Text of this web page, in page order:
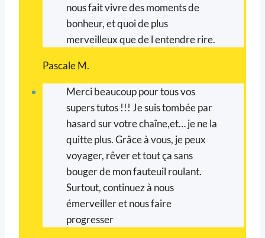
nous fait vivre des moments de
bonheur, et quoi de plus
merveilleux que de l entendre rire.
Pascale M.
Merci beaucoup pour tous vos
supers tutos !!! Je suis tombée par
hasard sur votre chaîne,et… je ne la
quitte plus. Grâce à vous, je peux
voyager, rêver et tout ça sans
bouger de mon fauteuil roulant.
Surtout, continuez à nous
émerveiller et nous faire
progresser